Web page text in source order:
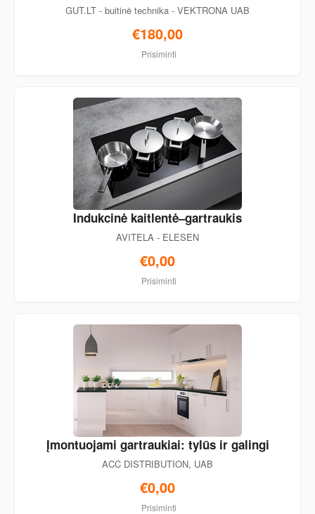
GUT.LT - buitinė technika - VEKTRONA UAB
€180,00
Prisiminti
Indukcinė kaitlentė–gartraukis
AVITELA - ELESEN
€0,00
Prisiminti
Įmontuojami gartraukiai: tylūs ir galingi
ACC DISTRIBUTION, UAB
€0,00
Prisiminti